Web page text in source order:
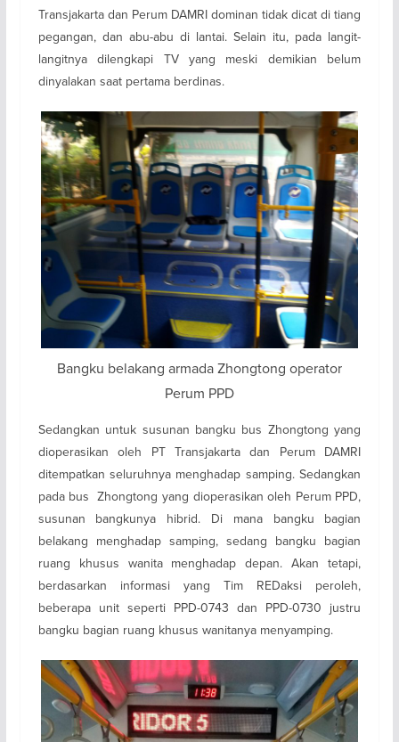
Transjakarta dan Perum DAMRI dominan tidak dicat di tiang
pegangan, dan abu-abu di lantai. Selain itu, pada langit-
langitnya dilengkapi TV yang meski demikian belum
dinyalakan saat pertama berdinas.
Bangku belakang armada Zhongtong operator
Perum PPD
Sedangkan untuk susunan bangku bus Zhongtong yang
dioperasikan oleh PT Transjakarta dan Perum DAMRI
ditempatkan seluruhnya menghadap samping. Sedangkan
pada bus Zhongtong yang dioperasikan oleh Perum PPD,
susunan bangkunya hibrid. Di mana bangku bagian
belakang menghadap samping, sedang bangku bagian
ruang khusus wanita menghadap depan. Akan tetapi,
berdasarkan informasi yang Tim REDaksi peroleh,
beberapa unit seperti PPD-0743 dan PPD-0730 justru
bangku bagian ruang khusus wanitanya menyamping.